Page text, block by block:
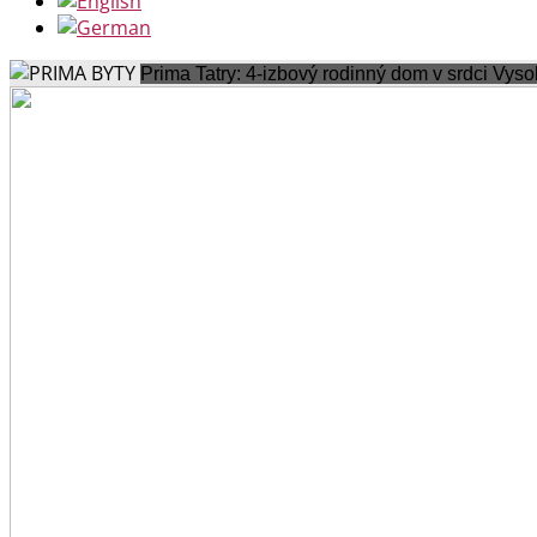
Prima Tatry: 4-izbový rodinný dom v srdci